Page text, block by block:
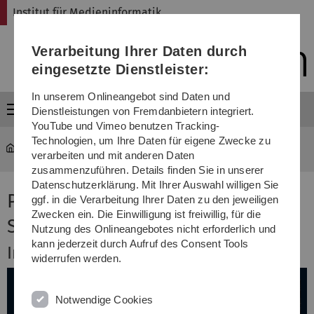
Direkt
Direkt
Direkt
(Sprache,
Drucken,
Media)
Direkt
Direkt
Institut für Medieninformatik
Menü
Project 3D Deep Learning
Projekt 3D Deep Learning,
Sommersemester 2026
Inhalt
Verarbeitung Ihrer Daten durch
eingesetzte Dienstleister:
In unserem Onlineangebot sind Daten und
Dienstleistungen von Fremdanbietern integriert.
YouTube und Vimeo benutzen Tracking-
Technologien, um Ihre Daten für eigene Zwecke zu
verarbeiten und mit anderen Daten
zusammenzuführen. Details finden Sie in unserer
Datenschutzerklärung. Mit Ihrer Auswahl willigen Sie
ggf. in die Verarbeitung Ihrer Daten zu den jeweiligen
Zwecken ein. Die Einwilligung ist freiwillig, für die
Nutzung des Onlineangebotes nicht erforderlich und
kann jederzeit durch Aufruf des Consent Tools
widerrufen werden.
Notwendige Cookies